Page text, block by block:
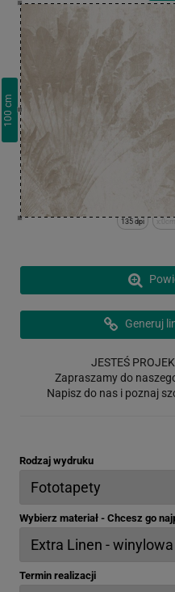
100
cm
135 dpi
Generuj
JESTEŚ
Zapraszamy do
Napisz do nas i poznaj
Rodzaj wydruku
Wybierz materiał - Chcesz go
Termin realizacji